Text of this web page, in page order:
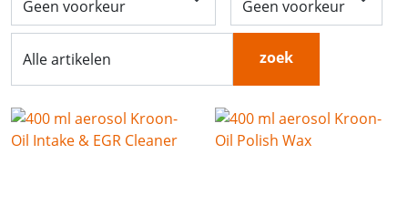
Alle artikelen zoek